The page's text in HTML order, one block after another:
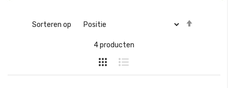
4producten
Sorteren op